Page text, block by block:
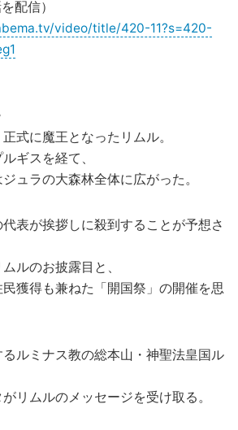
配信）
video/title/420-11?s=420-
式に魔王となったリムル。
ギスを経て、
ュラの大森林全体に広がった。
表が挨拶しに殺到することが予想さ
ルのお披露目と、
獲得も兼ねた「開国祭」の開催を思
ルミナス教の総本山・神聖法皇国ル
リムルのメッセージを受け取る。